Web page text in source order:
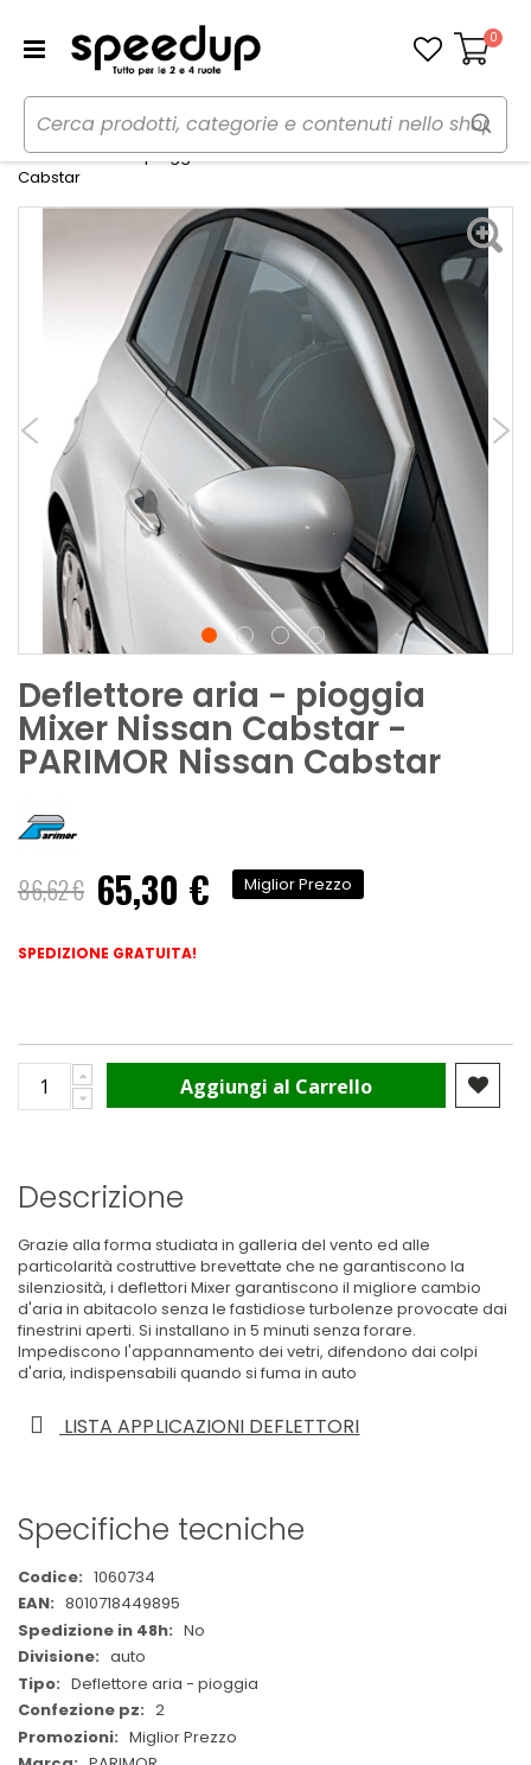
Carrello
0
Home Auto Accessori esterni auto
Deflettori
Deflettore aria - pioggia Mixer Nissan Cabstar - PARIMOR Nissan
Cabstar
Deflettore aria - pioggia
Mixer Nissan Cabstar -
PARIMOR Nissan Cabstar
86,62 €
Prezzo
speciale
65,30 € Miglior Prezzo
SPEDIZIONE GRATUITA!
Aggiungi al Carrello
Descrizione
Grazie alla forma studiata in galleria del vento ed alle
particolarità costruttive brevettate che ne garantiscono la
silenziosità, i deflettori Mixer garantiscono il migliore cambio
d'aria in abitacolo senza le fastidiose turbolenze provocate dai
finestrini aperti. Si installano in 5 minuti senza forare.
Impediscono l'appannamento dei vetri, difendono dai colpi
d'aria, indispensabili quando si fuma in auto
LISTA APPLICAZIONI DEFLETTORI
Specifiche tecniche
Maggiori
Informazioni
1060734
8010718449895
No
auto
Deflettore aria - pioggia
2
Miglior Prezzo